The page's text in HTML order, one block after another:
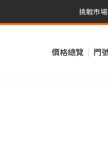
挑戰市
挑戰市
價格總覽 門